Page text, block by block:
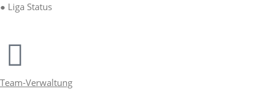
● Liga Status
Team-Verwaltung